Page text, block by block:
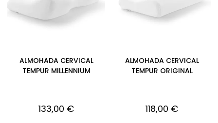
ALMOHADA CERVICAL
TEMPUR MILLENNIUM
133,00 €
ALMOHADA CERVICAL
TEMPUR ORIGINAL
118,00 €